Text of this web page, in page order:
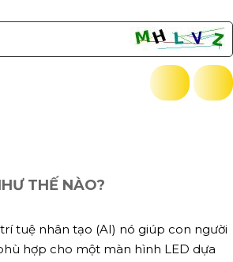
THẾ NÀO?
tuệ nhân tạo (AI) nó giúp con người
hợp cho một màn hình LED dựa